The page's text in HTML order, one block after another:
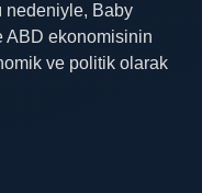
nedeniyle, Baby
ABD ekonomisinin
ve politik olarak